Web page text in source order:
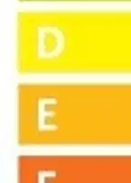
Asiakasomistaja-alennus-5 %
Avaa kuva suurempana
Avaa kuva suurempana
Avaa kuva suurempana
Avaa kuva suurempana
Avaa kuva suurempana
Karusellin nuolipainikkeet
Seuraava
Karusellin pikakuvakkeet